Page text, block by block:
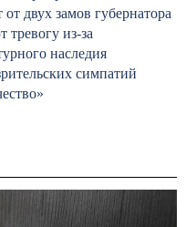
двух замов губернатора
тревогу из-за
наследия
симпатий